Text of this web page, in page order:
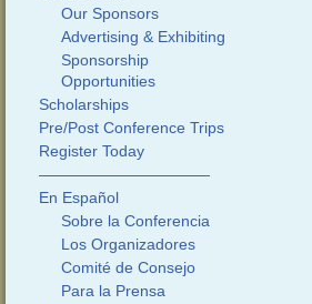
Our Sponsors
Advertising & Exhibiting
Sponsorship
Opportunities
Scholarships
Pre/Post Conference Trips
Register Today
———————————
En Español
Sobre la Conferencia
Los Organizadores
Comité de Consejo
Para la Prensa